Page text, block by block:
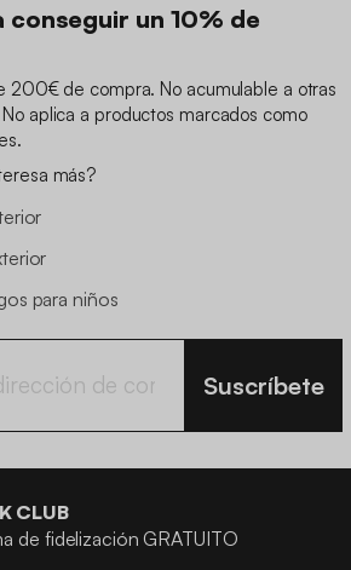
conseguir un 10% de
200€ de compra. No acumulable a otras
aplica a productos marcados como
más?
para niños
Suscríbete
CLUB
de fidelización GRATUITO